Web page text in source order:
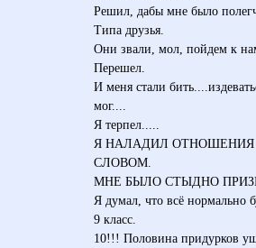
Решил, дабы мне было
Типа друзья.
Они звали, мол, пойдем к
Перешел.
И меня стали
мог....
Я терпел.....
Я НАЛАДИЛ
СЛОВОМ.
МНЕ БЫЛО СТЫДНО
Я думал, что всё нормально
9 класс.
10!!! Половина придурков